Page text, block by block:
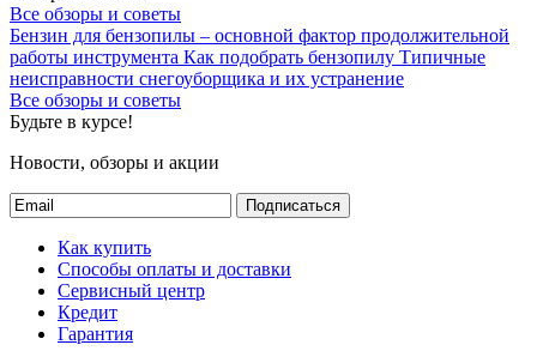
Все обзоры и советы
Бензин для бензопилы – основной фактор продолжительной
работы инструмента Как подобрать бензопилу Типичные
неисправности снегоуборщика и их устранение
Все обзоры и советы
Будьте в курсе!
Новости, обзоры и акции
Подписаться
Как купить
Способы оплаты и доставки
Сервисный центр
Кредит
Гарантия